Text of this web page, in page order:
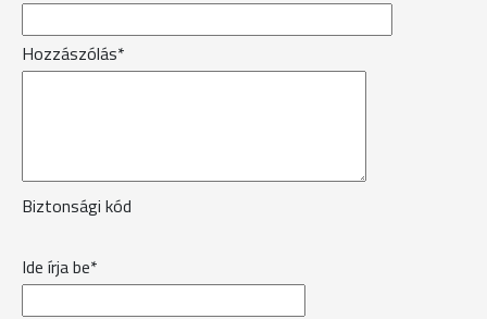
Hozzászólás*
Biztonsági kód
Ide írja be*